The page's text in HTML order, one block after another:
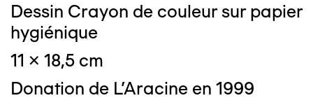
Dessin Crayon de couleur sur papier
hygiénique
11 x 18,5 cm
Donation de L'Aracine en 1999